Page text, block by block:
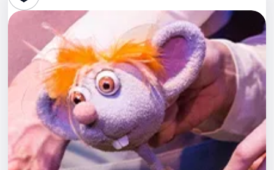
Стендап
Выставки
Квесты
Экскурсии
Спорт
События